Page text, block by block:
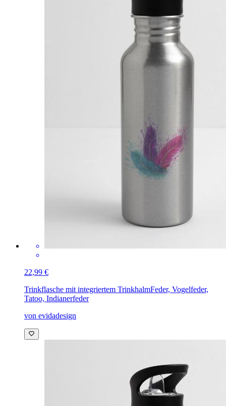
22,99 €
Trinkflasche mit integriertem TrinkhalmFeder, Vogelfeder,
Tatoo, Indianerfeder
von evidadesign